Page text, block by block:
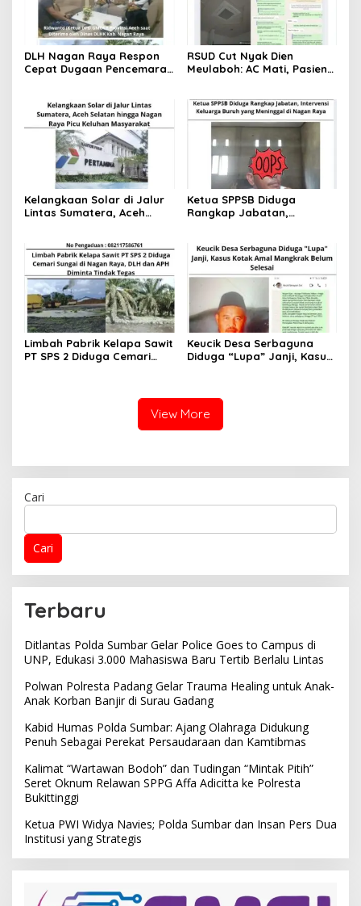
DLH Nagan Raya Respon
Cepat Dugaan Pencemaran
RSUD Cut Nyak Dien
Meulaboh: AC Mati, Pasien
Kelangkaan Solar di Jalur
Lintas Sumatera, Aceh
Masyarakat
Ketua SPPSB Diduga
Rangkap Jabatan,
Raya
Limbah Pabrik Kelapa Sawit
PT SPS 2 Diduga Cemari
Keucik Desa Serbaguna
Diduga “Lupa” Janji, Kasus
View More
Cari
Cari
Terbaru
Ditlantas Polda Sumbar Gelar Police Goes to Campus di
UNP, Edukasi 3.000 Mahasiswa Baru Tertib Berlalu Lintas
Polwan Polresta Padang Gelar Trauma Healing untuk Anak-
Anak Korban Banjir di Surau Gadang
Kabid Humas Polda Sumbar: Ajang Olahraga Didukung
Penuh Sebagai Perekat Persaudaraan dan Kamtibmas
Kalimat “Wartawan Bodoh” dan Tudingan “Mintak Pitih”
Seret Oknum Relawan SPPG Affa Adicitta ke Polresta
Bukittinggi
Ketua PWI Widya Navies; Polda Sumbar dan Insan Pers Dua
Institusi yang Strategis